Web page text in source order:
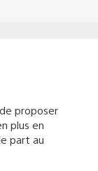
proposer
plus en
part au